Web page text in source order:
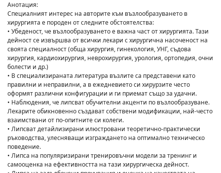
Анотация:
Специалният интерес на авторите към възлообразуването в
хирургията е породен от следните обстоятелства:
• Убеденост, че възлообразуването е важна част от хирургията. Тази
дейност се извършва от всички лекари с хирургична насоченост на
своята специалност (обща хирургия, гинекология, УНГ, съдова
хирургия, кардиохирургия, неврохирургия, урология, ортопедия, очни
болести и др.)
• В специализираната литература възлите са представени като
правилни и неправилни, а в ежедневието си хирурзите често
оформят различни конфигурации и ги приемат също за удачни.
• Наблюдения, че липсват обучителни акценти по възлообразуване.
Лекарите обикновенно създават собствени модификации, най-често
взаимствани от по-опитните си колеги.
• Липсват детайлизирани илюстровани теоретично-практически
ръководства, улесняващи изграждането на оптимално техническо
поведение.
• Липса на популяризирани тренировъчни модели за тренинг и
самооценка на ефективността на тази хирургическа дейност.